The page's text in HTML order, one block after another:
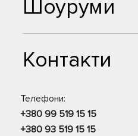
Шоуруми
Контакти
Телефони:
+380 99 519 15 15
+380 93 519 15 15